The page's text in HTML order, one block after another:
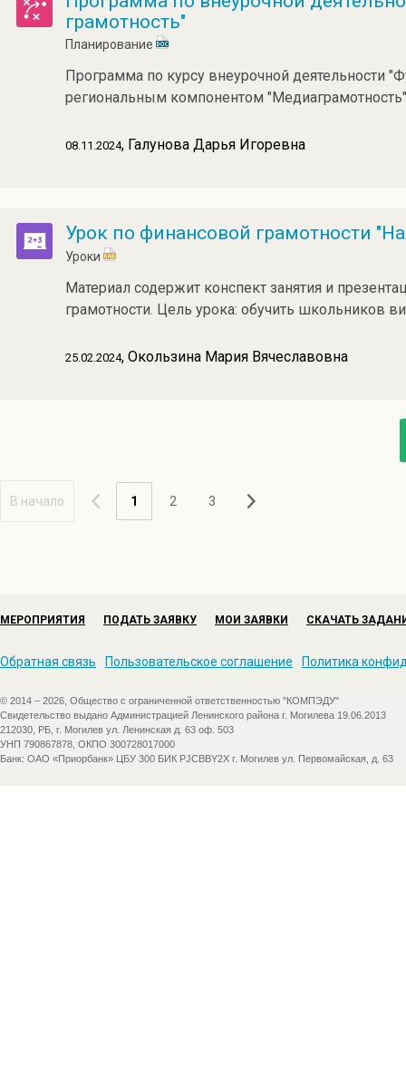
грамотность"
Планирование
Программа по курсу внеурочной деятельности
региональным компонентом "Медиаграмотность"
08.11.2024, Галунова Дарья Игоревна
Урок по финансовой грамотности
Уроки
Материал содержит конспект занятия и
грамотности. Цель урока: обучить школьников
25.02.2024, Окользина Мария Вячеславовна
В начало 1 2 3
МЕРОПРИЯТИЯ ПОДАТЬ ЗАЯВКУ МОИ ЗАЯВКИ СКАЧАТЬ
Обратная связь Пользовательское соглашение Политика
© 2014 – 2026, Общество с ограниченной ответственностью "КОМПЭДУ"
Свидетельство выдано Администрацией Ленинского района г. Могилева 19.06.2013
212030, РБ, г. Могилев ул. Ленинская д. 63 оф. 503
УНП 790867878, ОКПО 300728017000
Банк: ОАО «Приорбанк» ЦБУ 300 БИК PJCBBY2X г. Могилев ул. Первомайская, д. 63